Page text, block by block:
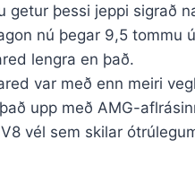
getur þessi jeppi sigrað
nú þegar 9,5 tommu
lengra en það.
var með enn meiri
upp með AMG-
vél sem skilar